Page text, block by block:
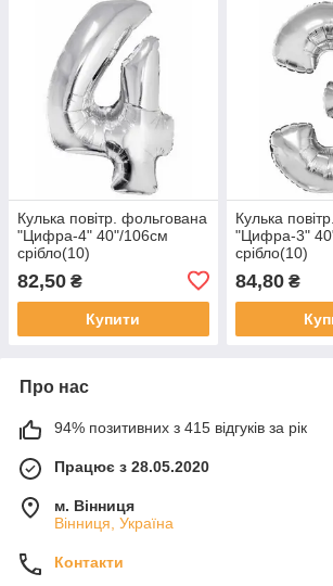
Кулька повітр. фольгована
"Цифра-4" 40"/106см
срібло(10)
82,50 ₴
Купити
Кулька
"Цифра-3"
срібло(10)
84,80₴
Про нас
94% позитивних з 415 відгуків за рік
Працює з 28.05.2020
м. Вінниця
Вінниця, Україна
Контакти